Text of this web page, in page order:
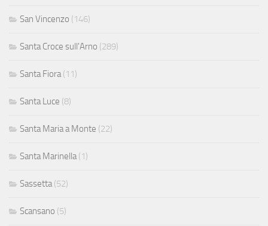
San Vincenzo (146)
Santa Croce sull'Arno (289)
Santa Fiora (11)
Santa Luce (8)
Santa Maria a Monte (22)
Santa Marinella (1)
Sassetta (52)
Scansano (5)